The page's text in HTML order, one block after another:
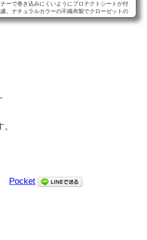
ーで巻き込みにくいようにプロテクトシートが付
。ナチュラルカラーの不織布製でクローゼットの
に。もちろん通気性...
。
Pocket